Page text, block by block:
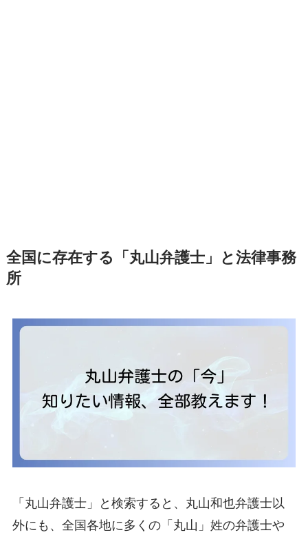
全国に存在する「丸山弁護士」と法律事務
所
「丸山弁護士」と検索すると、丸山和也弁護士以
外にも、全国各地に多くの「丸山」姓の弁護士や